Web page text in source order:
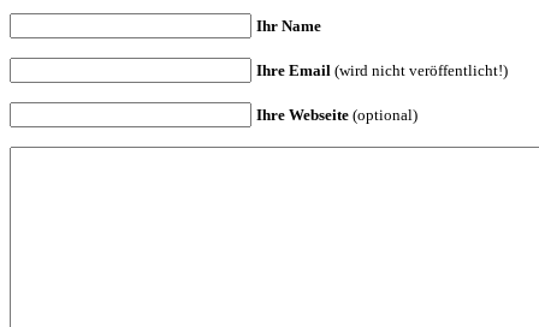
Ihr Name
Ihre Email (wird nicht veröffentlicht!)
Ihre Webseite (optional)